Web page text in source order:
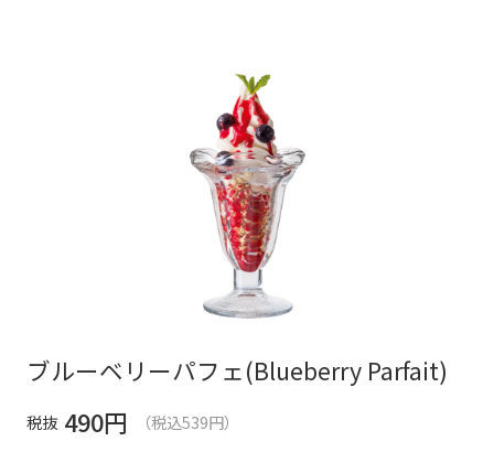
ブルーベリーパフェ(Blueberry Parfait)
税抜 490円 （税込539円）